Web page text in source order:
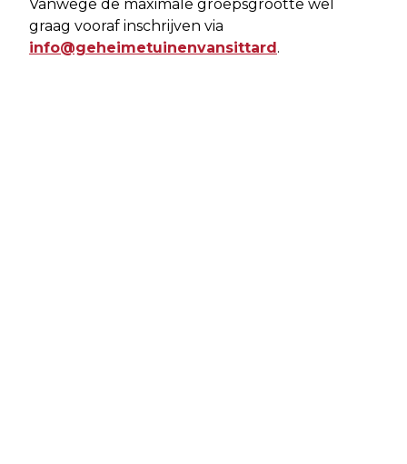
Vanwege de maximale groepsgrootte wel
graag vooraf inschrijven via
info@geheimetuinenvansittard.